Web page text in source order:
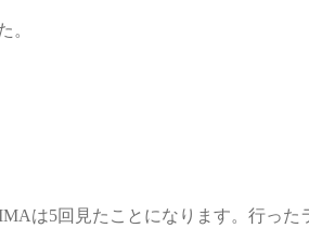
。
は5回見たことになります。行っ